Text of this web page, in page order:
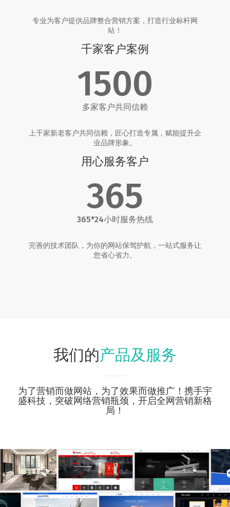
专业为客户提供品牌整合营销方案，打造行业标杆网
站！
千家客户案例
1500
多家客户共同信赖
上千家新老客户共同信赖，匠心打造专属，赋能提升企
业品牌形象。
用心服务客户
365
365*24小时服务热线
完善的技术团队，为你的网站保驾护航，一站式服务让
您省心省力。
我们的产品及服务
为了营销而做网站，为了效果而做推广！携手宇
盛科技，突破网络营销瓶颈，开启全网营销新格
局！